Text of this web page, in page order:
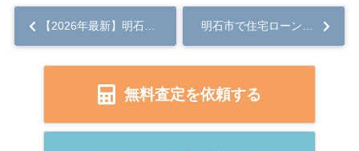
【2026年最新】明石市移住が子育て世帯に選ばれる理由｜所得制限なし「5つの無料化」と失敗しないエリア選び... 明石市で住宅ローンに悩む方へ任意売却で生活再建を目指す方法は？...
無料査定を依頼する